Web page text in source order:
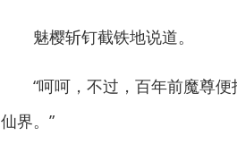
魅樱斩钉截铁地说道。
“呵呵，不过，百年前魔尊便
仙界。”